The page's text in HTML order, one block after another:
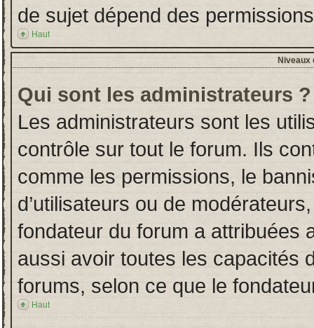
de sujet dépend des
Haut
Niveaux
Qui sont les administrateurs ?
Les administrateurs sont les
contrôle sur tout le forum. Ils
comme les permissions, le
d’utilisateurs ou de
fondateur du forum a attribuées
aussi avoir toutes les capacités
forums, selon ce que le
Haut